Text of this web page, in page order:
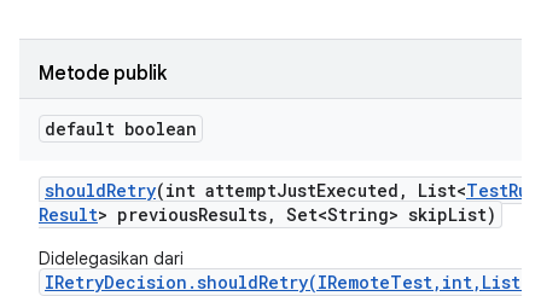
Metode publik
default boolean
shouldRetry(int attemptJustExecuted , List<TestRun
Result> previousResults, Set<String> skipList)
Didelegasikan dari
IRetryDecision.shouldRetry(IRemoteTest,int,List)